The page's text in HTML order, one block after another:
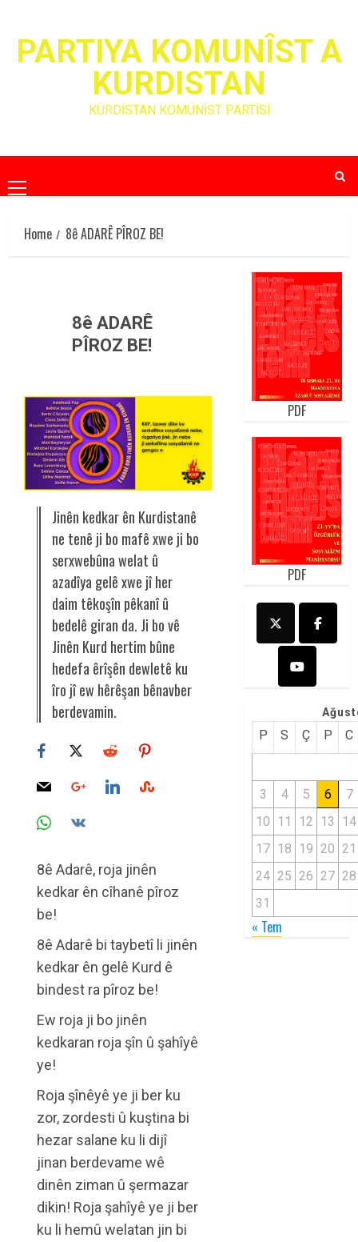
contentPARTIYA KOMUNÎST A
KURDISTAN
KÜRDİSTAN KOMÜNİST PARTİSİ
Primary
Menu
Home
8ê ADARÊ PÎROZ BE!
8ê ADARÊ
PÎROZ BE!
Jinên kedkar ên Kurdistanê
ne tenê ji bo mafê xwe ji bo
serxwebûna welat û
azadîya gelê xwe jî her
daim têkoşîn pêkanî û
bedelê giran da. Ji bo vê
Jinên Kurd hertim bûne
hedefa êrîşên dewletê ku
îro jî ew hêrêşan bênavber
berdevamin.
8ê Adarê, roja jinên
kedkar ên cîhanê pîroz
be!
8ê Adarê bi taybetî li jinên
kedkar ên gelê Kurd ê
bindest ra pîroz be!
Ew roja ji bo jinên
kedkaran roja şîn û şahîyê
ye!
Roja şînêyê ye ji ber ku
zor, zordesti û kuştina bi
hezar salane ku li dijî
jinan berdevame wê
dinên ziman û şermazar
dikin! Roja şahîyê ye ji ber
ku li hemû welatan jin bi
PDF
PDF
P S Ç P C
3 4 5 6
7
10 11 12 13
14
17 18 19 20 21
24 25 26 27 28
31
« Tem